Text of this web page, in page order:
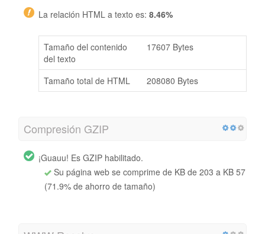
La relación HTML a texto es: 8.46%
Tamaño del contenido
del texto
17607 Bytes
Tamaño total de HTML 208080 Bytes
Compresión GZIP
¡Guauu! Es GZIP habilitado.
Su página web se comprime de KB de 203 a KB 57
(71.9% de ahorro de tamaño)